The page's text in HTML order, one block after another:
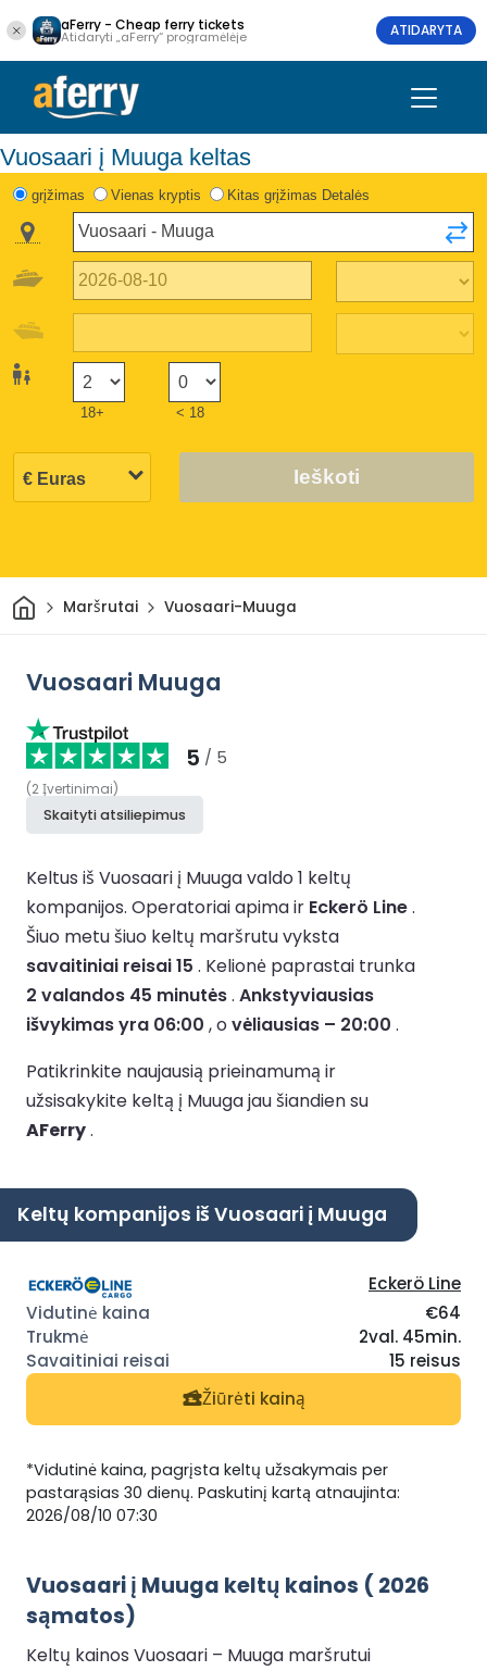
aFerry - Cheap ferry tickets
Atidaryti „aFerry“ programėlėje ATIDARYTA
Vuosaari į Muuga keltas
grįžimas Vienas kryptis Kitas grįžimas Detalės
18+ < 18
Ieškoti
Pradžia
Maršrutai Vuosaari-Muuga
Vuosaari Muuga
5 / 5
(2Įvertinimai)
Skaityti atsiliepimus
Keltus iš Vuosaari į Muuga valdo 1 keltų
kompanijos. Operatoriai apima ir Eckerö Line.
Šiuo metu šiuo keltų maršrutu vyksta
savaitiniai reisai 15 . Kelionė paprastai trunka
2 valandos 45 minutės. Ankstyviausias
išvykimas yra 06:00 , o vėliausias – 20:00 .
Patikrinkite naujausią prieinamumą ir
užsisakykite keltą į Muuga jau šiandien su
AFerry.
Keltų kompanijos iš Vuosaari į Muuga
Eckerö Line
€64
2val. 45min.
15 reisus
Žiūrėti kainą
*Vidutinė kaina, pagrįsta keltų užsakymais per
pastarąsias 30 dienų. Paskutinį kartą atnaujinta:
2026/08/10 07:30
Vuosaari į Muuga keltų kainos ( 2026
sąmatos)
Keltų kainos Vuosaari – Muuga maršrutui